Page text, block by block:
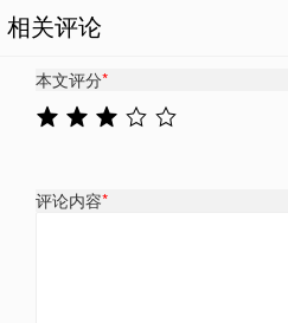
相关评论
本文评分*
评论内容*